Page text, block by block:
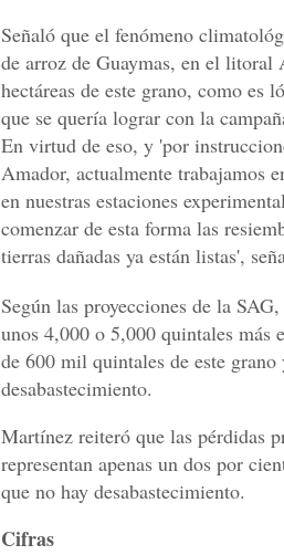
Señaló que el fenómeno
de arroz de Guaymas, en el litoral
hectáreas de este grano, como
que se quería lograr con la
En virtud de eso, y 'por
Amador, actualmente trabajamos
en nuestras estaciones
comenzar de esta forma las
tierras dañadas ya están listas',
Según las proyecciones de la
unos 4,000 o 5,000 quintales más
de 600 mil quintales de este
desabastecimiento.
Martínez reiteró que las pérdidas
representan apenas un dos por
que no hay desabastecimiento.
Cifras